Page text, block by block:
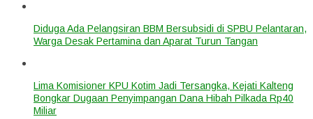
Diduga Ada Pelangsiran BBM Bersubsidi di SPBU Pelantaran,
Warga Desak Pertamina dan Aparat Turun Tangan
Lima Komisioner KPU Kotim Jadi Tersangka, Kejati Kalteng
Bongkar Dugaan Penyimpangan Dana Hibah Pilkada Rp40
Miliar